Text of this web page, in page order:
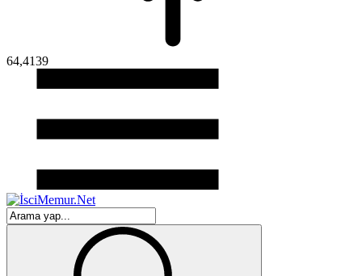
64,4139